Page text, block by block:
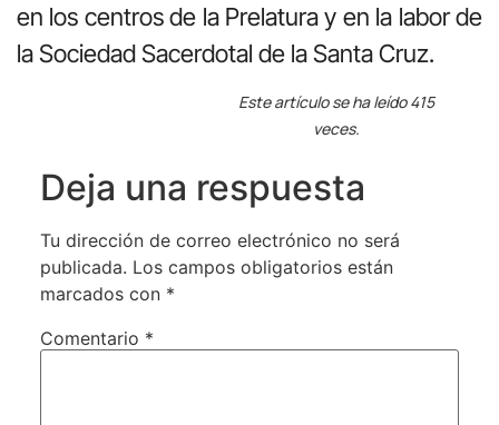
en los centros de la Prelatura y en la labor de
la Sociedad Sacerdotal de la Santa Cruz.
Este artículo se ha leído 415
veces.
Deja una respuesta
Tu dirección de correo electrónico no será
publicada. Los campos obligatorios están
marcados con *
Comentario *